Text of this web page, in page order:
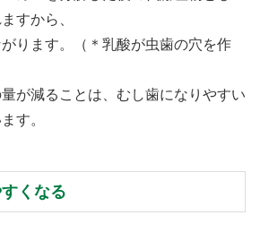
すから、
ります。（＊乳酸が虫歯の穴を作
が減ることは、むし歯になりやすい
す。
くなる